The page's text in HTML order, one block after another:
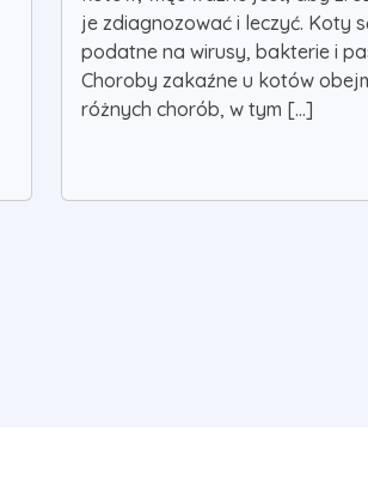
je zdiagnozować i leczyć. Koty
podatne na wirusy, bakterie i
Choroby zakaźne u kotów
różnych chorób, w tym [...]